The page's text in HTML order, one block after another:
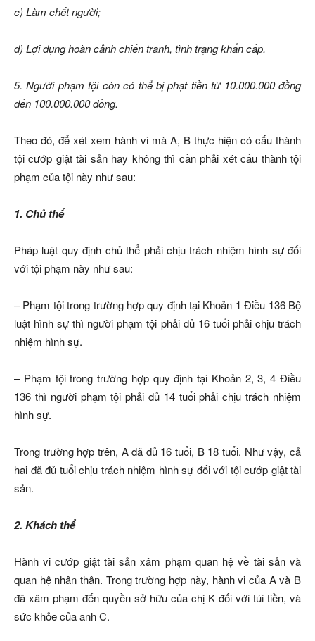
c) Làm chết người;
d) Lợi dụng hoàn cảnh chiến tranh, tình trạng khẩn cấp.
5. Người phạm tội còn có thể bị phạt tiền từ 10.000.000 đồng
đến 100.000.000 đồng.
Theo đó, để xét xem hành vi mà A, B thực hiện có cấu thành
tội cướp giật tài sản hay không thì cần phải xét cấu thành tội
phạm của tội này như sau:
1. Chủ thể
Pháp luật quy định chủ thể phải chịu trách nhiệm hình sự đối
với tội phạm này như sau:
– Phạm tội trong trường hợp quy định tại Khoản 1 Điều 136 Bộ
luật hình sự thì người phạm tội phải đủ 16 tuổi phải chịu trách
nhiệm hình sự.
– Phạm tội trong trường hợp quy định tại Khoản 2, 3, 4 Điều
136 thì người phạm tội phải đủ 14 tuổi phải chịu trách nhiệm
hình sự.
Trong trường hợp trên, A đã đủ 16 tuổi, B 18 tuổi. Như vậy, cả
hai đã đủ tuổi chịu trách nhiệm hình sự đối với tội cướp giật tài
sản.
2. Khách thể
Hành vi cướp giật tài sản xâm phạm quan hệ về tài sản và
quan hệ nhân thân. Trong trường hợp này, hành vi của A và B
đã xâm phạm đến quyền sở hữu của chị K đối với túi tiền, và
sức khỏe của anh C.